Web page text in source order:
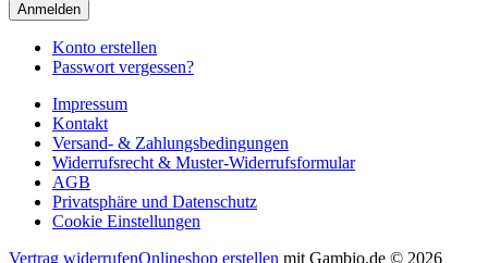
Anmelden
Konto erstellen
Passwort vergessen?
Impressum
Kontakt
Versand- & Zahlungsbedingungen
Widerrufsrecht & Muster-Widerrufsformular
AGB
Privatsphäre und Datenschutz
Cookie Einstellungen
Vertrag widerrufenOnlineshop erstellen mit Gambio.de © 2026